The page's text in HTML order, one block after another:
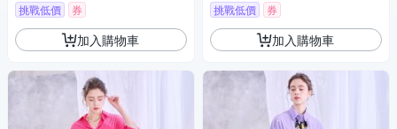
挑戰低價 券
加入購物車
挑戰低價 券
加入購物車